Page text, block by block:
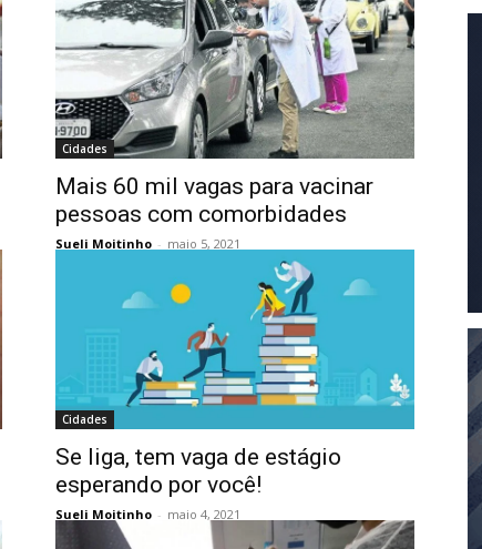
Cidades
Mais 60 mil vagas para vacinar
pessoas com comorbidades
Sueli Moitinho - maio 5, 2021
Cidades
Se liga, tem vaga de estágio
esperando por você!
Sueli Moitinho - maio 4, 2021